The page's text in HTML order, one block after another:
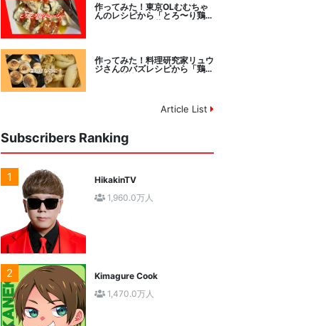
作ってみた！東京OLむむちゃ
んのレシピから「とろ〜り鶏む
作ってみた！料理研究家リュウ
ジさんのバズレシピから「鶏の
Article List
Subscribers Ranking
1
HikakinTV
1,960.0万人
2
Kimagure Cook
1,470.0万人